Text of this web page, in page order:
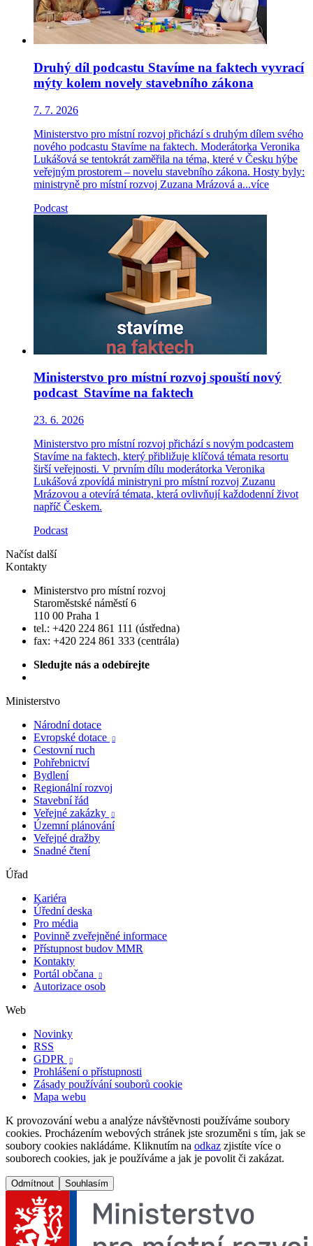
Druhý díl podcastu Stavíme na faktech vyvrací
mýty kolem novely stavebního zákona
7. 7. 2026
Ministerstvo pro místní rozvoj přichází s druhým dílem svého
nového podcastu Stavíme na faktech. Moderátorka Veronika
Lukášová se tentokrát zaměřila na téma, které v Česku hýbe
veřejným prostorem – novelu stavebního zákona. Hosty byly:
ministryně pro místní rozvoj Zuzana Mrázová a...více
Podcast
Ministerstvo pro místní rozvoj spouští nový
podcast Stavíme na faktech
23. 6. 2026
Ministerstvo pro místní rozvoj přichází s novým podcastem
Stavíme na faktech, který přibližuje klíčová témata resortu
širší veřejnosti. V prvním dílu moderátorka Veronika
Lukášová zpovídá ministryni pro místní rozvoj Zuzanu
Mrázovou a otevírá témata, která ovlivňují každodenní život
napříč Českem.
Podcast
Načíst další
Kontakty
Ministerstvo pro místní rozvoj
Staroměstské náměstí 6
110 00 Praha 1
tel.: +420 224 861 111 (ústředna)
fax: +420 224 861 333 (centrála)
Sledujte nás a odebírejte
Ministerstvo
Národní dotace
Evropské dotace

Cestovní ruch
Pohřebnictví
Bydlení
Regionální rozvoj
Stavební řád
Veřejné zakázky

Územní plánování
Veřejné dražby
Snadné čtení
Úřad
Kariéra
Úřední deska
Pro média
Povinně zveřejněné informace
Přístupnost budov MMR
Kontakty
Portál občana

Autorizace osob
Web
Novinky
RSS
GDPR

Prohlášení o přístupnosti
Zásady používání souborů cookie
Mapa webu
K provozování webu a analýze návštěvnosti používáme soubory
cookies. Procházením webových stránek jste srozuměni s tím, jak se
soubory cookies nakládáme. Kliknutím na odkaz zjistíte více o
souborech cookies, jak je používáme a jak je povolit či zakázat.
Odmítnout Souhlasím